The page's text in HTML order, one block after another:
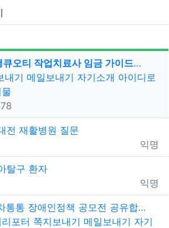
오티 작업치료사 임금 가이드라인
내기 메일보내기 자기소개 아이디로
추천
8
전 재활병원 질문
등록자
익명
탈구 환자
등록자
익명
통통 장애인정책 공모전 공유합니다~
포터 쪽지보내기 메일보내기 자기